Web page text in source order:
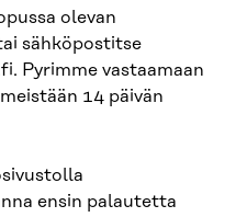
olevan
sähköpostitse
Pyrimme vastaamaan
14 päivän
ensin palautetta